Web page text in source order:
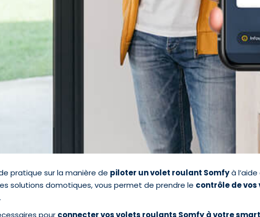
pratique sur la manière de piloter un volet roulant Somfyà
solutions domotiques, vous permet de prendre le contrôle de
pour connecter vos volets roulants Somfy à votre